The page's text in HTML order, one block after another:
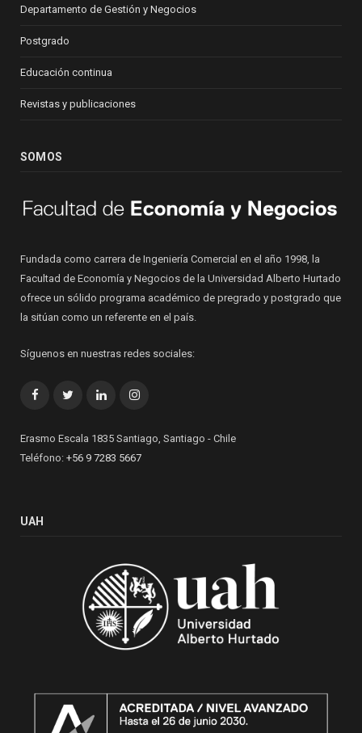
Departamento de Gestión y Negocios
Postgrado
Educación continua
Revistas y publicaciones
SOMOS
Fundada como carrera de Ingeniería Comercial en el año 1998, la
Facultad de Economía y Negocios de la Universidad Alberto Hurtado
ofrece un sólido programa académico de pregrado y postgrado que
la sitúan como un referente en el país.
Síguenos en nuestras redes sociales:
FacebookTwitterLinkedInInstagram
Erasmo Escala 1835 Santiago, Santiago - Chile
Teléfono: +56 9 7283 5667
UAH